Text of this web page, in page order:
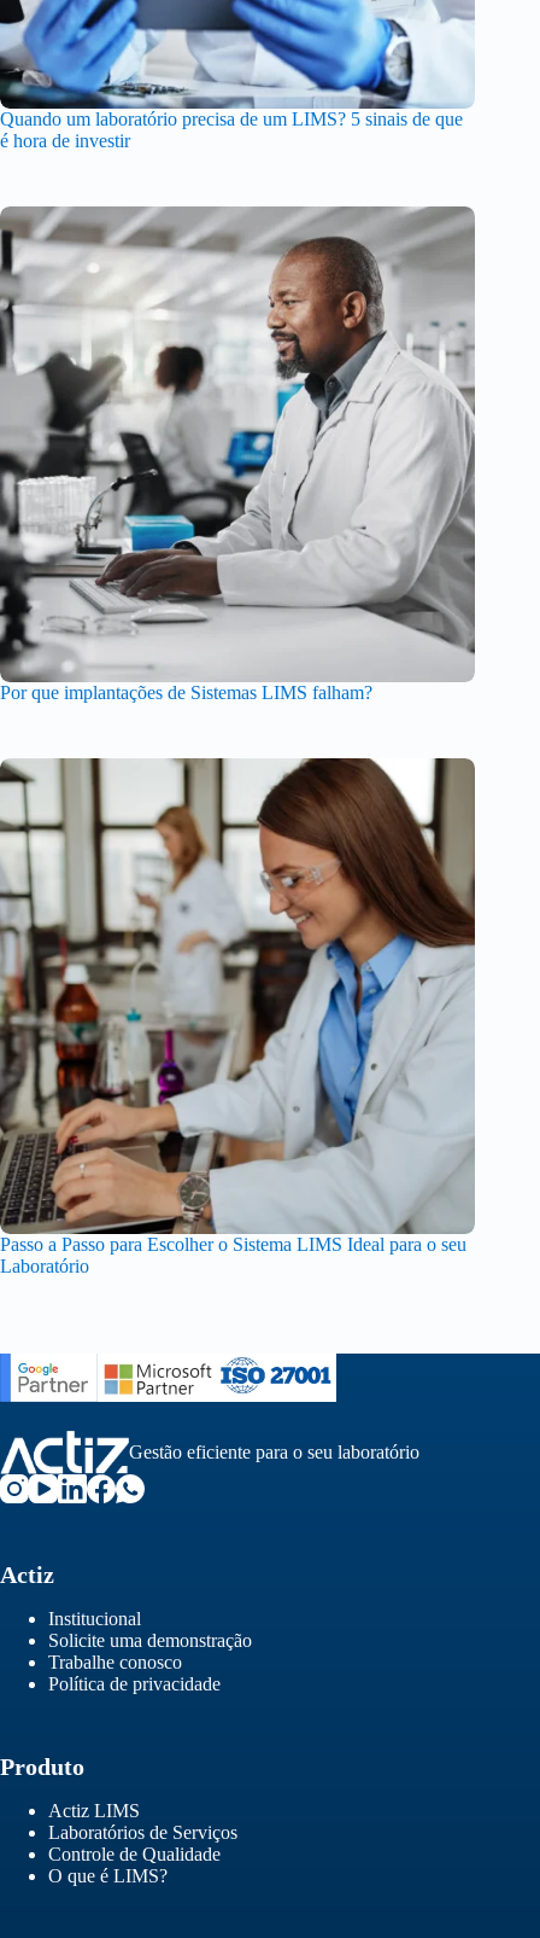
Quando um laboratório precisa de um LIMS? 5 sinais de que
é hora de investir
Por que implantações de Sistemas LIMS falham?
Passo a Passo para Escolher o Sistema LIMS Ideal para o seu
Laboratório
Gestão eficiente para o seu laboratório
Actiz
Institucional
Solicite uma demonstração
Trabalhe conosco
Política de privacidade
Produto
Actiz LIMS
Laboratórios de Serviços
Controle de Qualidade
O que é LIMS?